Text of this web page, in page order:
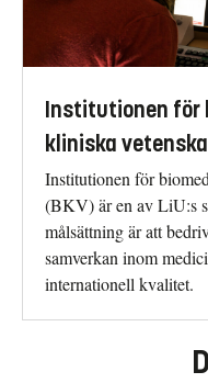
Institutionen för
kliniska
Institutionen för
(BKV) är en av LiU:s
målsättning är att
samverkan inom
internationell kvalitet.